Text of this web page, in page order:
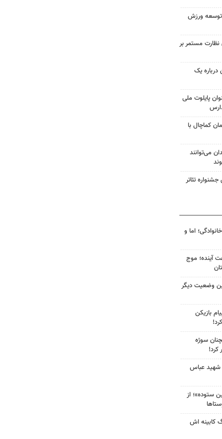
توسعه ورزش
برای نظارت مستمر بر
یک
پایلوت ملی
کماچال با
می‌توانند
تئاتر
اما و
کشور در ۷۲ ساعت آینده؛ موج
وضعیت دیگر
بازیکن
سوژه
کرد!
شهید عباس
ستوده»؛ از
کابینه اش